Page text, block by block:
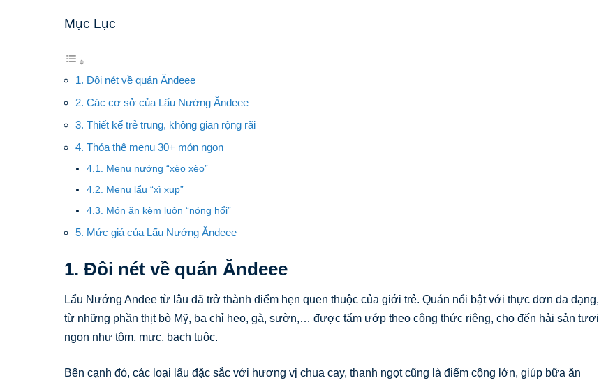
Mục Lục
1. Đôi nét về quán Ăndeee
2. Các cơ sở của Lẩu Nướng Ăndeee
3. Thiết kế trẻ trung, không gian rộng rãi
4. Thỏa thê menu 30+ món ngon
4.1. Menu nướng “xèo xèo”
4.2. Menu lẩu “xì xụp”
4.3. Món ăn kèm luôn “nóng hổi”
5. Mức giá của Lẩu Nướng Ăndeee
1. Đôi nét về quán Ăndeee
Lẩu Nướng Andee từ lâu đã trở thành điểm hẹn quen thuộc của giới trẻ. Quán nổi bật với thực đơn đa dạng,
từ những phần thịt bò Mỹ, ba chỉ heo, gà, sườn,… được tẩm ướp theo công thức riêng, cho đến hải sản tươi
ngon như tôm, mực, bạch tuộc.
Bên cạnh đó, các loại lẩu đặc sắc với hương vị chua cay, thanh ngọt cũng là điểm cộng lớn, giúp bữa ăn